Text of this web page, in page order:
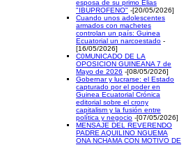
esposa de su primo Elias
"IBUPROFENO" -[20/05/2026]
Cuando unos adolescentes
armados con machetes
controlan un país: Guinea
Ecuatorial un narcoestado -
[16/05/2026]
C0MUNICADO DE LA
OPOSICION GUINEANA 7 de
Mayo de 2026 -[08/05/2026]
Gobernar y lucrarse: el Estado
capturado por el poder en
Guinea Ecuatorial Crónica
editorial sobre el crony
capitalism y la fusión entre
política y negocio -[07/05/2026]
MENSAJE DEL REVERENDO
PADRE AQUILINO NGUEMA
ONA NCHAMA CON MOTIVO DE